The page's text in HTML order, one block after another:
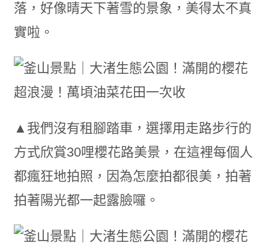
落，好像晴天下著雪的景象，美得太不真
實啦。
▲我們沒有租腳踏車，選擇用走路步行的
方式欣賞30哩櫻花路美景，在這裡每個人
都瘋狂地拍照，因為怎麼拍都很美，拍著
拍著陽光都一起露臉囉。